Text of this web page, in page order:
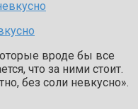
вроде бы все
что за ними стоит.
без соли невкусно».